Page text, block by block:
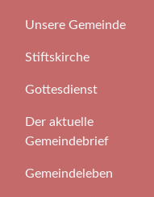
Unsere Gemeinde
Stiftskirche
Gottesdienst
Der aktuelle
Gemeindebrief
Gemeindeleben